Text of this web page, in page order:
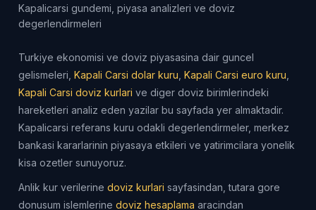
Kapalicarsi gundemi, piyasa analizleri ve doviz
degerlendirmeleri
Turkiye ekonomisi ve doviz piyasasina dair guncel
gelismeleri, Kapali Carsi dolar kuru Kapali Carsi euro kuru
Kapali Carsi doviz kurlari ve diger doviz birimlerindeki
hareketleri analiz eden yazilar bu sayfada yer almaktadir.
Kapalicarsi referans kuru odakli degerlendirmeler, merkez
bankasi kararlarinin piyasaya etkileri ve yatirimcilara yonelik
kisa ozetler sunuyoruz.
Anlik kur verilerine doviz kurlari sayfasindan, tutara gore
donusum islemlerine doviz hesaplama aracindan